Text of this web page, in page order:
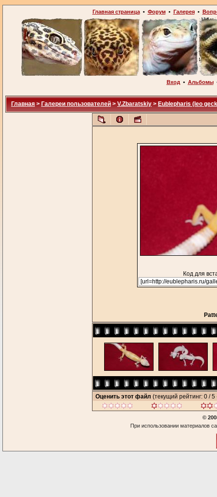
Главная страница• Форум• Галерея•
Вход • Альбомы
Главная > Галереи пользователей > V.Zbaratskiy > Eublepharis (leo
Код для
Оценить этот файл (текущий рейтинг: 0 / 5
©
При использовании материалов